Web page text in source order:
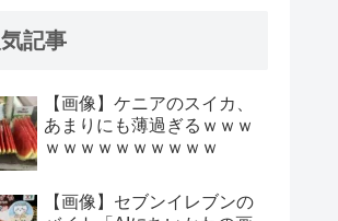
記事
【画像】ケニアのスイカ、
あまりにも薄過ぎるｗｗｗ
ｗｗｗｗｗｗｗｗｗｗ
【画像】セブンイレブンの